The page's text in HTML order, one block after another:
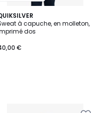
à capuche, en molleton,
dos
€